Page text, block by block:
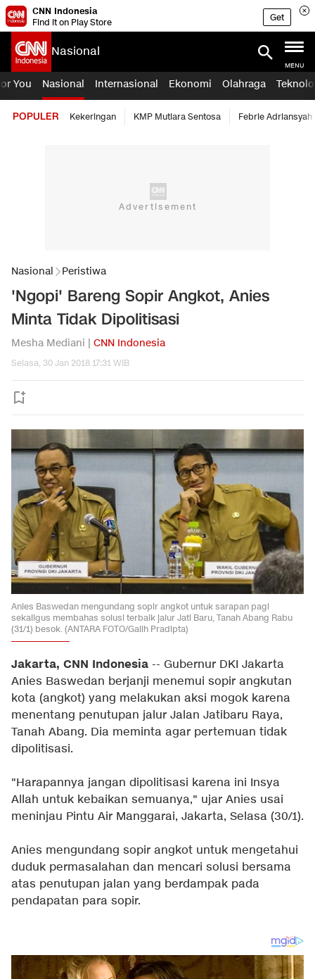
CNN Indonesia
Find it on Play Store
Get
Nasional
MENU
You Nasional Internasional Ekonomi Olahraga
POPULER Kekeringan KMP Mutiara Sentosa Febrie Adriansyah
Nasional Peristiwa
'Ngopi' Bareng Sopir Angkot, Anies
Minta Tidak Dipolitisasi
Mesha Mediani | CNN Indonesia
Selasa, 30 Jan 2018 17:31 WIB
Anies Baswedan mengundang sopir angkot untuk sarapan pagi
sekaligus membahas solusi terbaik jalur Jati Baru, Tanah Abang Rabu
(31/1) besok. (ANTARA FOTO/Galih Pradipta)
Jakarta, CNN Indonesia -- Gubernur DKI Jakarta
Anies Baswedan berjanji menemui sopir angkutan
kota (angkot) yang melakukan aksi mogok karena
menentang penutupan jalur Jalan Jatibaru Raya,
Tanah Abang. Dia meminta agar pertemuan tidak
dipolitisasi.
"Harapannya jangan dipolitisasi karena ini Insya
Allah untuk kebaikan semuanya," ujar Anies usai
meninjau Pintu Air Manggarai, Jakarta, Selasa (30/1).
Anies mengundang sopir angkot untuk mengetahui
duduk permasalahan dan mencari solusi bersama
atas penutupan jalan yang berdampak pada
pendapatan para sopir.